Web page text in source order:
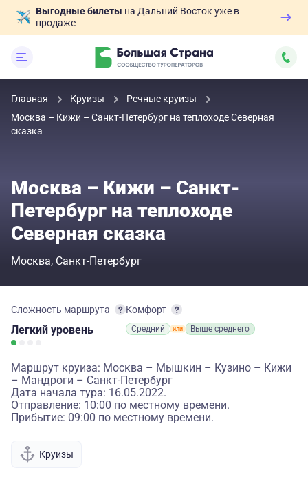
Выгодные билеты на Дальний Восток уже в
продаже
Главная Круизы
Речные круизы
Москва – Кижи – Санкт-Петербург на теплоходе Северная
сказка
Москва – Кижи – Санкт-
Петербург на теплоходе
Северная сказка
Москва Санкт-Петербург
Сложность маршрута
Легкий уровень
Комфорт
Средний Выше среднего
Маршрут круиза: Москва – Мышкин – Кузино – Кижи
– Мандроги – Санкт-Петербург
Дата начала тура: 16.05.2022.
Отправление: 10:00 по местному времени.
Прибытие: 09:00 по местному времени.
Круизы